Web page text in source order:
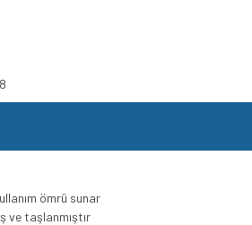
ömrü sunar
ve taşlanmıştır